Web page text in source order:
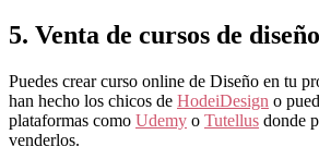
5. Venta de cursos de
Puedes crear curso online de Diseño en tu
han hecho los chicos de HodeiDesign o
plataformas como Udemy o Tutellus donde
venderlos.